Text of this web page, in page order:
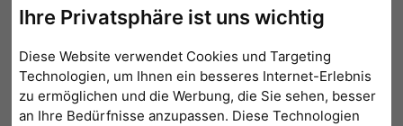
Ihre Privatsphäre ist uns wichtig
Diese Website verwendet Cookies und Targeting
Technologien, um Ihnen ein besseres Internet-Erlebnis
zu ermöglichen und die Werbung, die Sie sehen, besser
an Ihre Bedürfnisse anzupassen. Diese Technologien